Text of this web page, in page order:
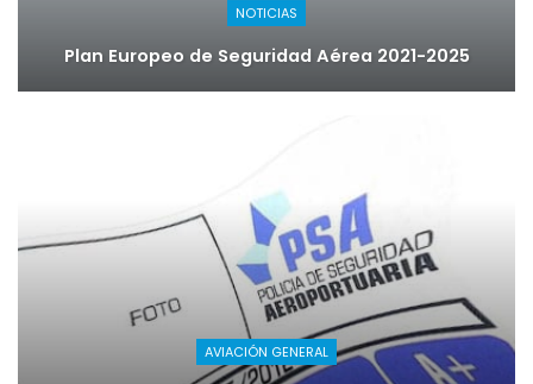
NOTICIAS
Plan Europeo de Seguridad Aérea 2021-2025
AVIACIÓN GENERAL